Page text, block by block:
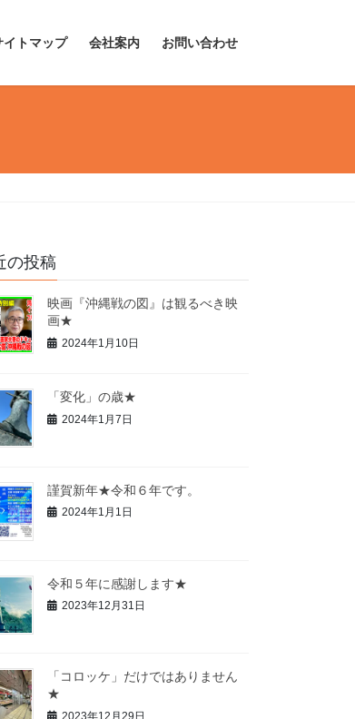
イトマップ 会社案内 お問い合わせ
の投稿
映画『沖縄戦の図』は観るべき映
画★
2024年1月10日
「変化」の歳★
2024年1月7日
謹賀新年★令和６年です。
2024年1月1日
令和５年に感謝します★
2023年12月31日
「コロッケ」だけではありません
★
2023年12月29日